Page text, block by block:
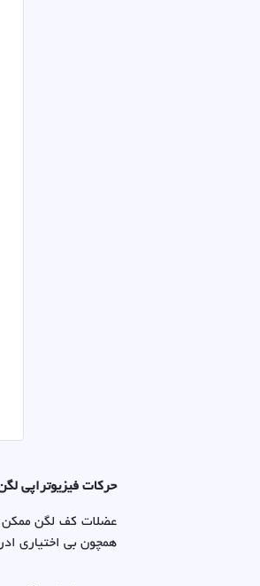
حرکات فیزیوتراپی
عضلات کف لگن ممکن
همچون بی اختیاری